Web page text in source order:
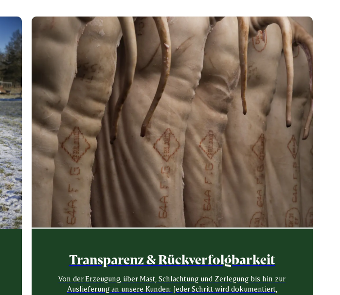
Transparenz & Rückverfolgbarkeit
Von der Erzeugung, über Mast, Schlachtung und Zerlegung bis hin zur
Auslieferung an unsere Kunden: Jeder Schritt wird dokumentiert,